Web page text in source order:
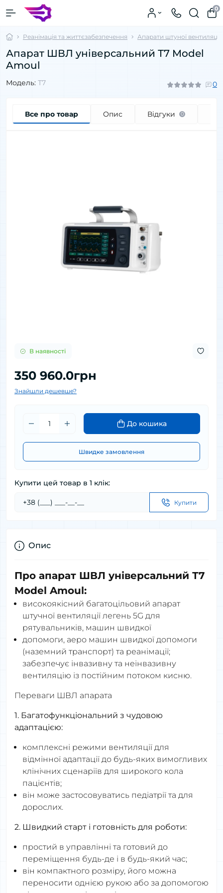
0
Реанімація та життєзабезпечення Апарати штуної вентиляції
Апарат ШВЛ універсальний Т7 Model
Amoul
Модель: Т7 0
Все про товар Опис Відгуки 0
В наявності
350 960.0грн
Знайшли дешевше?
До кошика
Швидке замовлення
Купити цей товар в 1 клік:
Купити
Опис
Про апарат ШВЛ універсальний Т7
Model Amoul:
високоякісний багатоцільовий апарат
штучної вентиляції легень 5G для
рятувальників, машин швидкої
допомоги, аеро машин швидкої допомоги
(наземний транспорт) та реанімації;
забезпечує інвазивну та неінвазивну
вентиляцію із постійним потоком кисню.
Переваги ШВЛ апарата
1. Багатофункціональний з чудовою
адаптацією:
комплексні режими вентиляції для
відмінної адаптації до будь-яких вимогливих
клінічних сценаріїв для широкого кола
пацієнтів;
він може застосовуватись педіатрії та для
дорослих.
2. Швидкий старт і готовність для роботи:
простий в управлінні та готовий до
переміщення будь-де і в будь-який час;
він компактного розміру, його можна
переносити однією рукою або за допомогою